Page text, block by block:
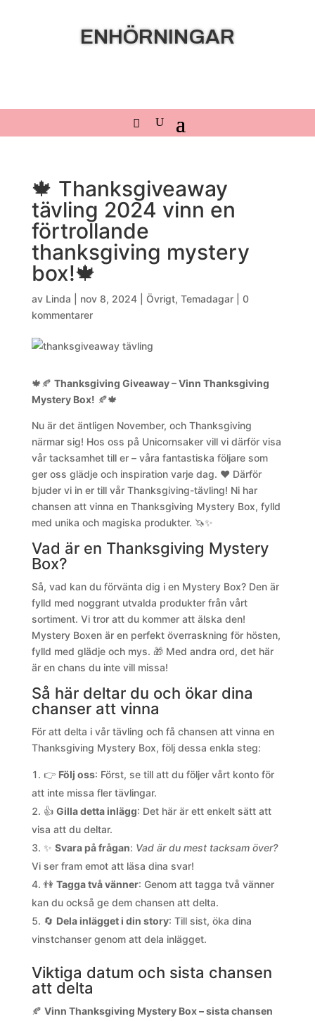
ENHÖRNINGAR
🍁 Thanksgiveaway
tävling 2024 vinn en
förtrollande
thanksgiving mystery
box!🍁
av Linda nov 8, 2024| Övrigt, Temadagar| 0
kommentarer
🍁🍂 Thanksgiving Giveaway – Vinn Thanksgiving
Mystery Box! 🍂🍁
Nu är det äntligen November, och Thanksgiving
närmar sig! Hos oss på Unicornsaker vill vi därför visa
vår tacksamhet till er – våra fantastiska följare som
ger oss glädje och inspiration varje dag. ❤️ Därför
bjuder vi in er till vår Thanksgiving-tävling! Ni har
chansen att vinna en Thanksgiving Mystery Box, fylld
med unika och magiska produkter. 🦄✨
Vad är en Thanksgiving Mystery
Box?
Så, vad kan du förvänta dig i en Mystery Box? Den är
fylld med noggrant utvalda produkter från vårt
sortiment. Vi tror att du kommer att älska den!
Mystery Boxen är en perfekt överraskning för hösten,
fylld med glädje och mys. 🎁 Med andra ord, det här
är en chans du inte vill missa!
Så här deltar du och ökar dina
chanser att vinna
För att delta i vår tävling och få chansen att vinna en
Thanksgiving Mystery Box, följ dessa enkla steg:
👉 Följ oss: Först, se till att du följer vårt konto för
att inte missa fler tävlingar.
👍 Gilla detta inlägg: Det här är ett enkelt sätt att
visa att du deltar.
✨ Svara på frågan: Vad är du mest tacksam över?
Vi ser fram emot att läsa dina svar!
👫 Tagga två vänner: Genom att tagga två vänner
kan du också ge dem chansen att delta.
🔄 Dela inlägget i din story: Till sist, öka dina
vinstchanser genom att dela inlägget.
Viktiga datum och sista chansen
att delta
🍂 Vinn Thanksgiving Mystery Box – sista chansen